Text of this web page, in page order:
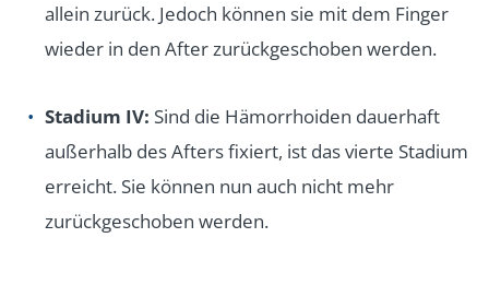
allein zurück. Jedoch können sie mit dem Finger
wieder in den After zurückgeschoben werden.
Stadium IV: Sind die Hämorrhoiden dauerhaft
außerhalb des Afters fixiert, ist das vierte Stadium
erreicht. Sie können nun auch nicht mehr
zurückgeschoben werden.